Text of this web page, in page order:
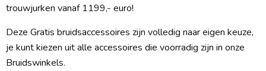
trouwjurken vanaf 1199,- euro!
Deze Gratis bruidsaccessoires zijn volledig naar eigen keuze,
je kunt kiezen uit alle accessoires die voorradig zijn in onze
Bruidswinkels.